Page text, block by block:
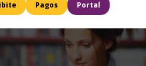
Pagos Portal